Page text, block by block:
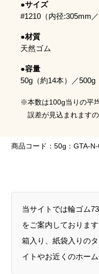
●サイズ
#1210（内径:305mm
●材質
天然ゴム
●容量
50g（約14本）／500g
※本数は100g当りの平
誤差が見込まれますの
商品コード：50g：GTA-
当サイトでは輪ゴム
をご案内しております
箱入り、紙袋入りの
イトやお近くのホー